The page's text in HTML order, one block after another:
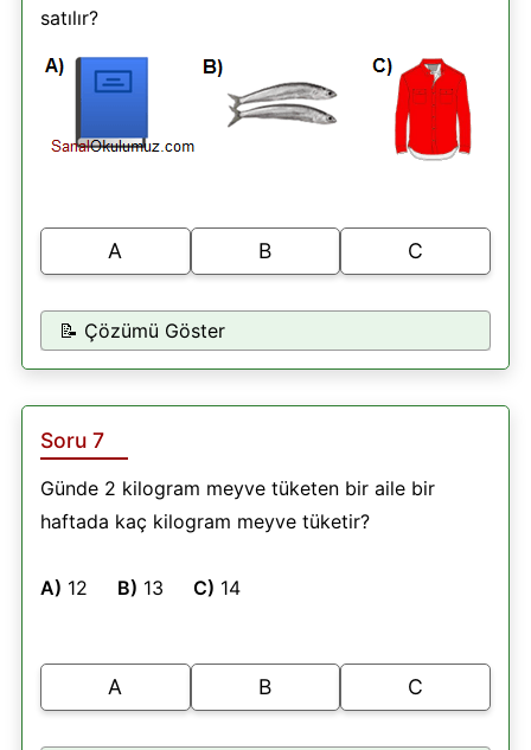
satılır?
A B C
📝 Çözümü Göster
Soru 7
Günde 2 kilogram meyve tüketen bir aile bir
haftada kaç kilogram meyve tüketir?
A) 12 B) 13 C) 14
A B C